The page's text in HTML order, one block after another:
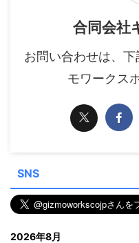
合同会社
お問い合わせは、
モワークス
SNS
2026年8月